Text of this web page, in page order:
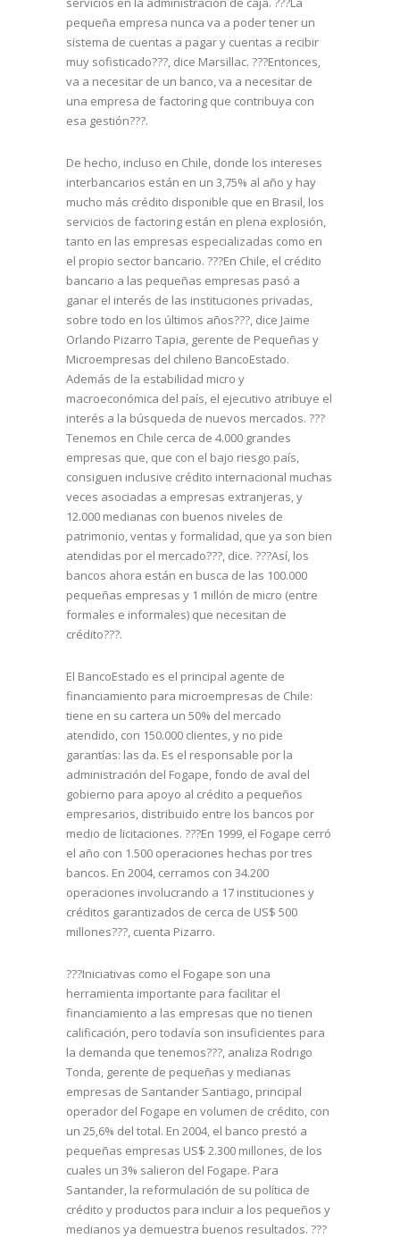
pequeña empresa nunca va a poder tener un
sistema de cuentas a pagar y cuentas a recibir
muy sofisticado???, dice Marsillac. ???Entonces,
va a necesitar de un banco, va a necesitar de
una empresa de factoring que contribuya con
esa gestión???.
De hecho, incluso en Chile, donde los intereses
interbancarios están en un 3,75% al año y hay
mucho más crédito disponible que en Brasil, los
servicios de factoring están en plena explosión,
tanto en las empresas especializadas como en
el propio sector bancario. ???En Chile, el crédito
bancario a las pequeñas empresas pasó a
ganar el interés de las instituciones privadas,
sobre todo en los últimos años???, dice Jaime
Orlando Pizarro Tapia, gerente de Pequeñas y
Microempresas del chileno BancoEstado.
Además de la estabilidad micro y
macroeconómica del país, el ejecutivo atribuye el
interés a la búsqueda de nuevos mercados. ???
Tenemos en Chile cerca de 4.000 grandes
empresas que, que con el bajo riesgo país,
consiguen inclusive crédito internacional muchas
veces asociadas a empresas extranjeras, y
12.000 medianas con buenos niveles de
patrimonio, ventas y formalidad, que ya son bien
atendidas por el mercado???, dice. ???Así, los
bancos ahora están en busca de las 100.000
pequeñas empresas y 1 millón de micro (entre
formales e informales) que necesitan de
crédito???.
El BancoEstado es el principal agente de
financiamiento para microempresas de Chile:
tiene en su cartera un 50% del mercado
atendido, con 150.000 clientes, y no pide
garantías: las da. Es el responsable por la
administración del Fogape, fondo de aval del
gobierno para apoyo al crédito a pequeños
empresarios, distribuido entre los bancos por
medio de licitaciones. ???En 1999, el Fogape cerró
el año con 1.500 operaciones hechas por tres
bancos. En 2004, cerramos con 34.200
operaciones involucrando a 17 instituciones y
créditos garantizados de cerca de US$ 500
millones???, cuenta Pizarro.
???Iniciativas como el Fogape son una
herramienta importante para facilitar el
financiamiento a las empresas que no tienen
calificación, pero todavía son insuficientes para
la demanda que tenemos???, analiza Rodrigo
Tonda, gerente de pequeñas y medianas
empresas de Santander Santiago, principal
operador del Fogape en volumen de crédito, con
un 25,6% del total. En 2004, el banco prestó a
pequeñas empresas US$ 2.300 millones, de los
cuales un 3% salieron del Fogape. Para
Santander, la reformulación de su política de
crédito y productos para incluir a los pequeños y
medianos ya demuestra buenos resultados. ???